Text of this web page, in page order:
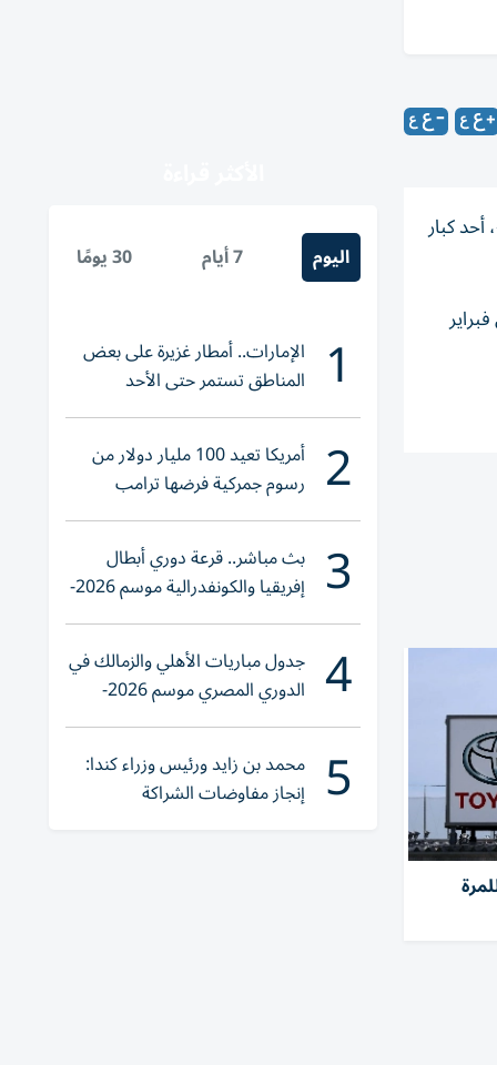
كبار
اليوم 7 أيام 30 يومًا
1 الإمارات.. أمطار غزيرة على بعض
المناطق تستمر حتى الأحد
2 أمريكا تعيد 100 مليار دولار من
رسوم جمركية فرضها ترامب
3 بث مباشر.. قرعة دوري أبطال
إفريقيا والكونفدرالية موسم 2026-
2027
4 جدول مباريات الأهلي والزمالك في
الدوري المصري موسم 2026-
2027
5 محمد بن زايد ورئيس وزراء كندا:
إنجاز مفاوضات الشراكة